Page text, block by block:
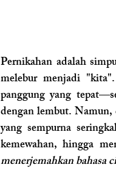
Pernikahan adalah
melebur menjadi
panggung yang
dengan lembut.
yang sempurna
kemewahan, hingga
menerjemahkan bahasa